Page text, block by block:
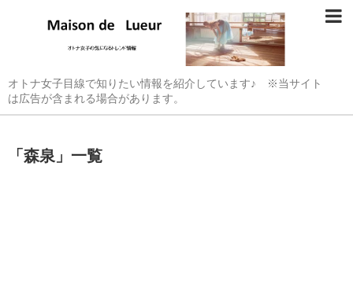
オトナ女子目線で知りたい情報を紹介しています♪ ※当サイト
は広告が含まれる場合があります。
「 森泉 」 一覧